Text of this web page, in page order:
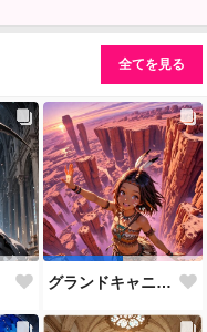
全てを見る
グランドキャニオン